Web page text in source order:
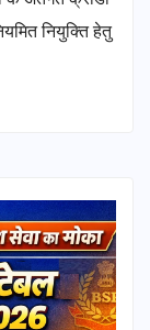
नियुक्ति हेतु